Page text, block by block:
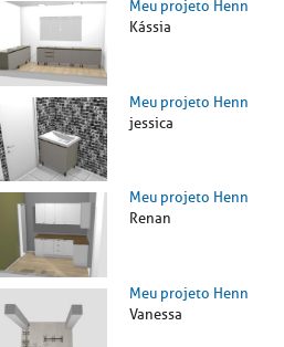
Meu projeto Henn
Kássia
Meu projeto Henn
jessica
Meu projeto Henn
Renan
Meu projeto Henn
Vanessa